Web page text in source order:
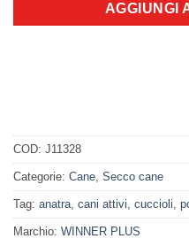
AGGIUNGI
COD: J11328
Categorie: Cane, Secco cane
Tag: anatra, cani attivi, cuccioli,
Marchio: WINNER PLUS